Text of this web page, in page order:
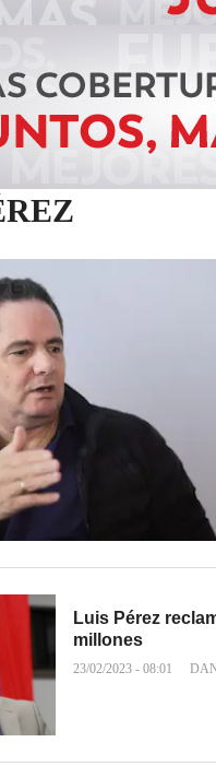
Luis Pérez
millones
23/02/2023 - 08:01